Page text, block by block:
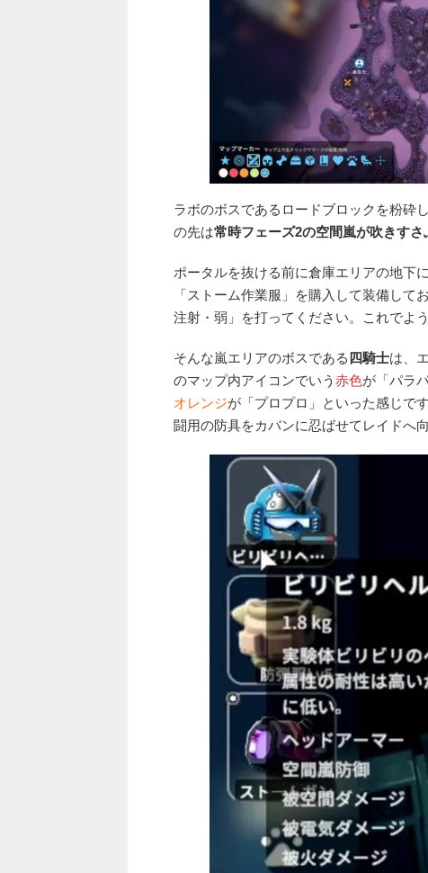
ラボのボスであるロードブロックを粉砕
の先は常時フェーズ2の空間嵐が吹きすさ
ポータルを抜ける前に倉庫エリアの地下
「ストーム作業服」を購入して装備し
注射・弱」を打ってください。これでよ
そんな嵐エリアのボスである 四騎士は、
のマップ内アイコンでいう 赤色が「パラ
オレンジが「プロプロ」といった感じです
闘用の防具をカバンに忍ばせてレイドへ